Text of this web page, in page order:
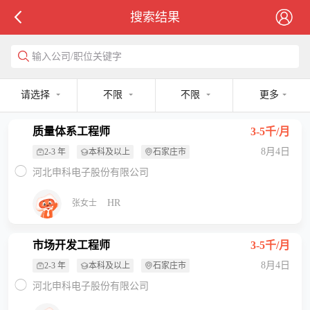
搜索结果
输入公司/职位关键字
请选择 不限 不限 更多
质量体系工程师 3-5千/月
2-3 年 本科及以上 石家庄市
8月4日
河北申科电子股份有限公司
张女士 HR
市场开发工程师 3-5千/月
2-3 年 本科及以上 石家庄市
8月4日
河北申科电子股份有限公司